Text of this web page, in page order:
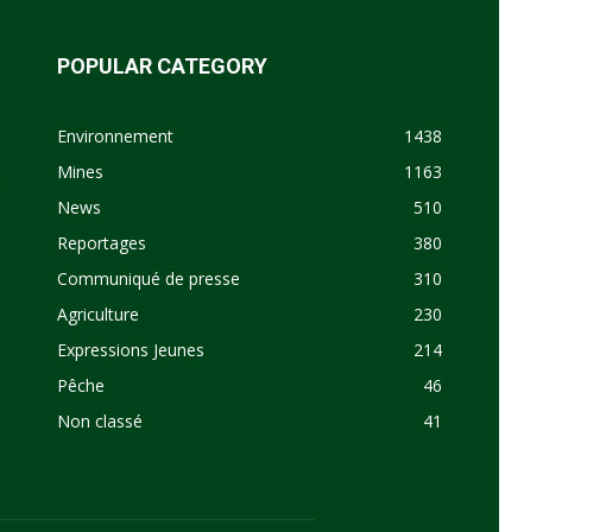
POPULAR CATEGORY
Environnement
1438
Mines
1163
News
510
Reportages
380
Communiqué de presse
310
Agriculture
230
Expressions Jeunes
214
Pêche
46
Non classé
41